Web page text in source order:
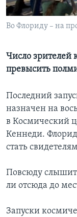
Learning English
Языки
Во Флориду – на
Число зрителей
превысить
Последний
назначен на
в Космический
Кеннеди.
стать
Повсюду
ли отсюда до
Запуски